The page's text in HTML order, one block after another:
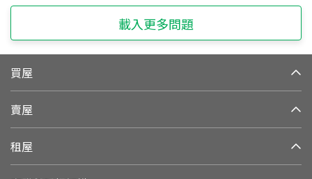
載入更多問題
買屋
賣屋
租屋